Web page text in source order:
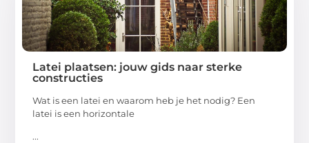
Latei plaatsen: jouw gids naar sterke
constructies
Wat is een latei en waarom heb je het nodig? Een
latei is een horizontale
...